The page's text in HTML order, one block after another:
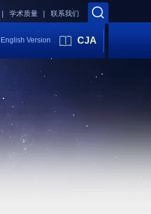
联系我们
学术质量 |
English Version CJA